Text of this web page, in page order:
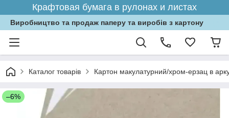
Крафтовая бумага в рулонах и листах
Виробництво та продаж паперу та виробів з картону
Каталог товарів Картон макулатурний/хром-ерзац в
–6%